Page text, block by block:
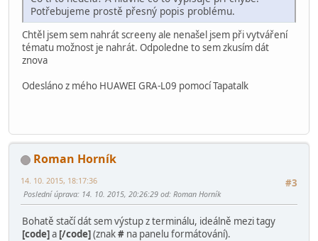
Potřebujeme prostě přesný popis problému.
Chtěl jsem sem nahrát screeny ale nenašel jsem při vytváření
tématu možnost je nahrát. Odpoledne to sem zkusím dát
znova
Odesláno z mého HUAWEI GRA-L09 pomocí Tapatalk
Roman Horník
#3
14. 10. 2015, 18:17:36
Poslední úprava: 14. 10. 2015, 20:26:29 od: Roman Horník
Bohatě stačí dát sem výstup z terminálu, ideálně mezi tagy
[code]a [/code](znak# na panelu formátování).